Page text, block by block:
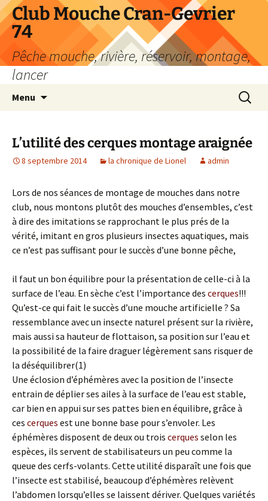
Aller
au
contenu
Club Mouche Cran-Gevrier
74
Pêche mouche, rivière, réservoir, montage,
lancer
Menu
L’utilité des cerques montage araignée
8 septembre 2014 la chronique de Lionel admin
Lors de nos séances de montage de mouches dans notre
club, nous montons plutôt des mouches d’ensembles, c’est
à dire des imitations se rapprochant le plus prés de la
vérité, imitant en gros plusieurs insectes aquatiques, mais
ce n’est pas suffisant pour le succès d’une bonne pêche,
il faut un bon équilibre pour la présentation de celle-ci à la
surface de l’eau. En sèche c’est l’importance des cerques!!!
Qu’est-ce qui fait le succès d’une mouche artificielle ? Sa
ressemblance avec un insecte naturel présent sur la rivière,
mais aussi sa hauteur de flottaison, sa position sur l’eau et
la possibilité de la faire draguer légèrement sans risquer de
la déséquilibrer(1)
Une éclosion d’éphémères avec la position de l’insecte
entrain de déplier ses ailes à la surface de l’eau est stable,
car bien en appui sur ses pattes bien en équilibre, grâce à
ces cerques est une bonne base pour s’envoler. Les
éphémères disposent de deux ou trois cerques selon les
espèces, ils servent de stabilisateurs un peu comme la
queue des cerfs-volants. Cette utilité disparaît une fois que
l’insecte est stabilisé, beaucoup d’éphémères relèvent
l’abdomen lorsqu’elles se laissent dériver. Quelques variétés